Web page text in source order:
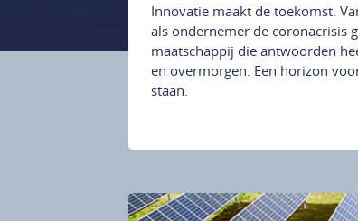
Innovatie maakt de toekomst.
als ondernemer de coronacrisis
maatschappij die antwoorden
en overmorgen. Een horizon
staan.